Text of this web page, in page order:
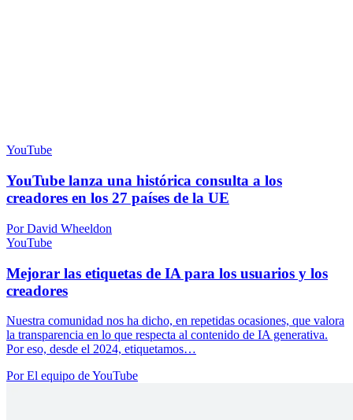
YouTube
YouTube lanza una histórica consulta a los
creadores en los 27 países de la UE
Por David Wheeldon
YouTube
Mejorar las etiquetas de IA para los usuarios y los
creadores
Nuestra comunidad nos ha dicho, en repetidas ocasiones, que valora
la transparencia en lo que respecta al contenido de IA generativa.
Por eso, desde el 2024, etiquetamos…
Por El equipo de YouTube